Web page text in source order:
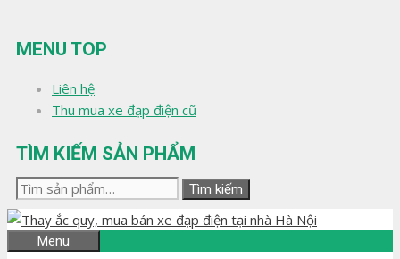
đến
nội
MENU TOP
Liên hệ
Thu mua xe đạp điện cũ
TÌM KIẾM SẢN PHẨM
Tìm
kiếm:
Tìm kiếm
Menu